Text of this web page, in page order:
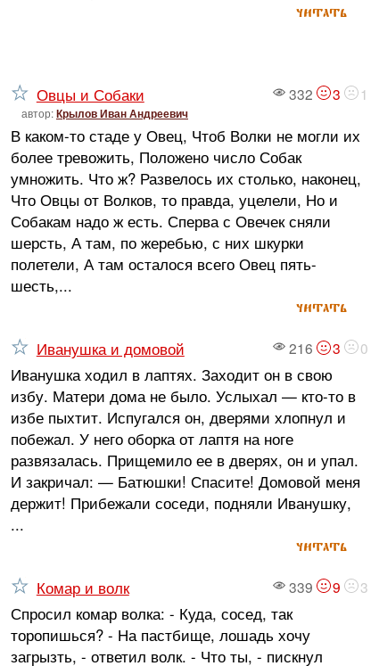
читать
332 3 1
Овцы и Собаки
автор:Крылов Иван Андреевич
В каком-то стаде у Овец, Чтоб Волки не могли их
более тревожить, Положено число Собак
умножить. Что ж? Развелось их столько, наконец,
Что Овцы от Волков, то правда, уцелели, Но и
Собакам надо ж есть. Сперва с Овечек сняли
шерсть, А там, по жеребью, с них шкурки
полетели, А там осталося всего Овец пять-
шесть,...
читать
216 3 0
Иванушка и домовой
Иванушка ходил в лаптях. Заходит он в свою
избу. Матери дома не было. Услыхал — кто-то в
избе пыхтит. Испугался он, дверями хлопнул и
побежал. У него оборка от лаптя на ноге
развязалась. Прищемило ее в дверях, он и упал.
И закричал: — Батюшки! Спасите! Домовой меня
держит! Прибежали соседи, подняли Иванушку,
...
читать
339 9 3
Комар и волк
Спросил комар волка: - Куда, сосед, так
торопишься? - На пастбище, лошадь хочу
загрызть, - ответил волк. - Что ты, - пискнул